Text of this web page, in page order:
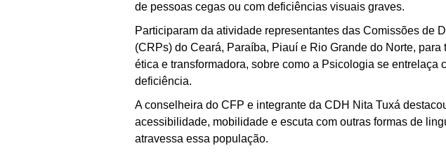
de pessoas cegas ou com deficiências visuais graves.
Participaram da atividade representantes das Comissões de
(CRPs) do Ceará, Paraíba, Piauí e Rio Grande do Norte,
ética e transformadora, sobre como a Psicologia se
deficiência.
A conselheira do CFP e integrante da CDH Nita Tuxá
acessibilidade, mobilidade e escuta com outras formas de
atravessa essa população.